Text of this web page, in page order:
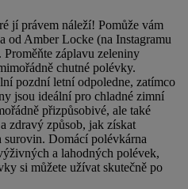
jí právem náleží! Pomůže vám
od Amber Locke (na Instagramu
záplavu zeleniny
chutné polévky.
pozdní letní odpoledne, zatímco
jsou ideální pro chladné zimní
přizpůsobivé, ale také
zdravý způsob, jak získat
surovin. Domácí polévkárna
a lahodných polévek,
si můžete užívat skutečně po